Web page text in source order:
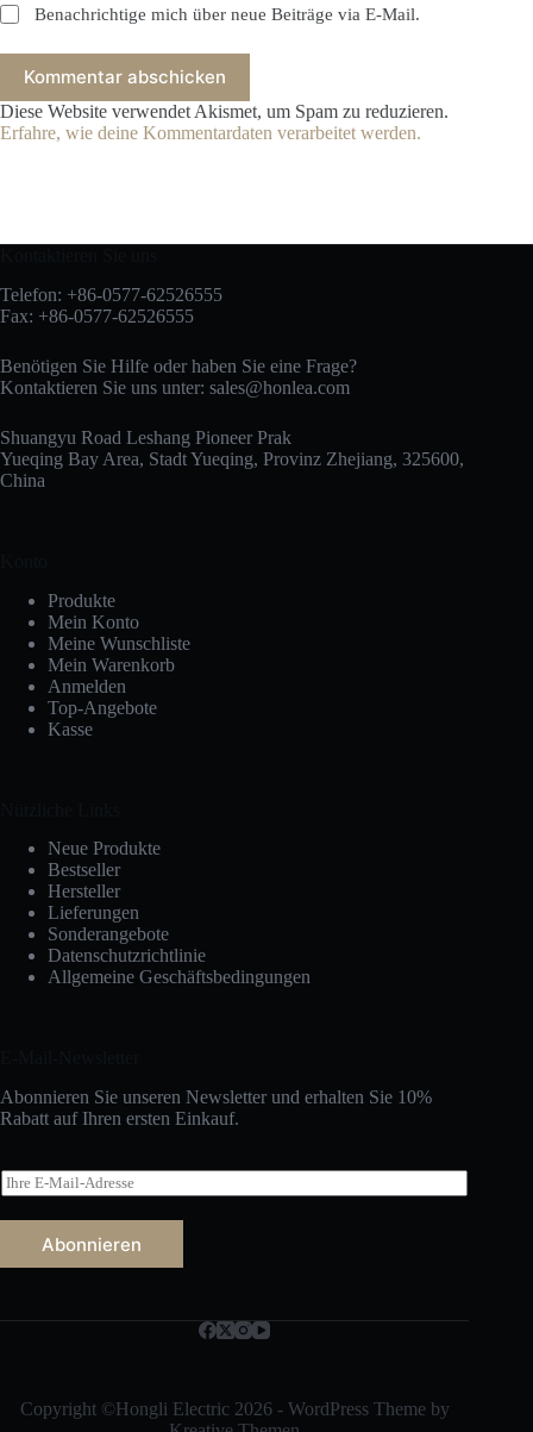
Benachrichtige mich über neue Beiträge via E-Mail.
Kommentar abschicken
Diese Website verwendet Akismet, um Spam zu reduzieren.
Erfahre, wie deine Kommentardaten verarbeitet werden.
Telefon: +86-0577-62526555
Fax: +86-0577-62526555
Benötigen Sie Hilfe oder haben Sie eine Frage?
Kontaktieren Sie uns unter: sales@honlea.com
Shuangyu Road Leshang Pioneer Prak
Yueqing Bay Area, Stadt Yueqing, Provinz Zhejiang, 325600,
China
Produkte
Mein Konto
Meine Wunschliste
Mein Warenkorb
Anmelden
Top-Angebote
Kasse
Neue Produkte
Bestseller
Hersteller
Lieferungen
Sonderangebote
Datenschutzrichtlinie
Allgemeine Geschäftsbedingungen
Abonnieren Sie unseren Newsletter und erhalten Sie 10%
Rabatt auf Ihren ersten Einkauf.
E
-
M
Abonnieren
Copyright ©Hongli Electric 2026 - WordPress Theme by
العربية
Bahasa Indonesia